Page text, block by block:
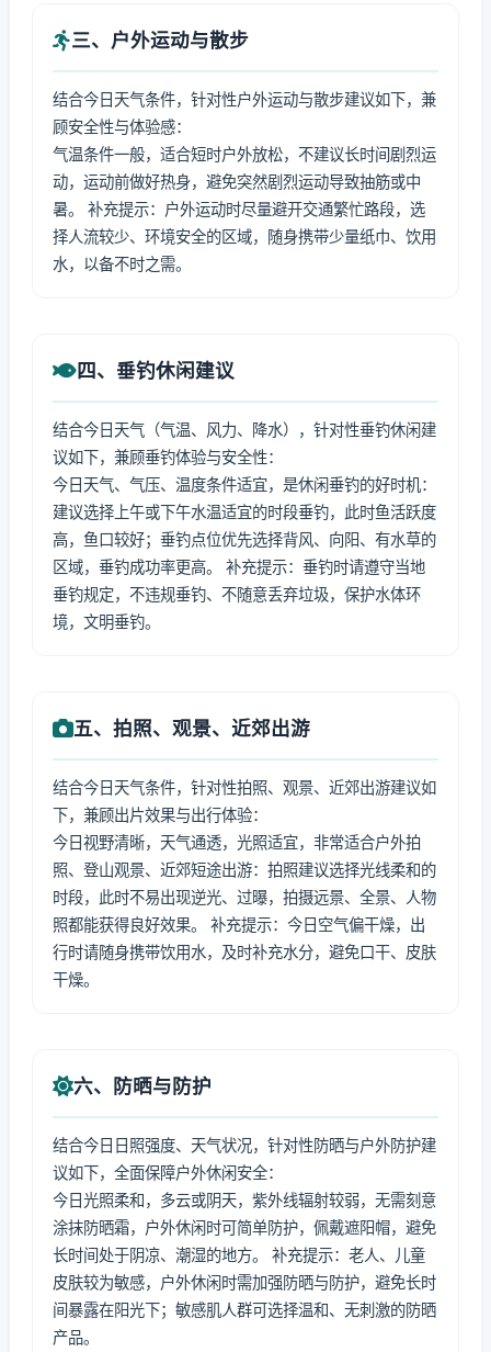
三、户外运动与散步
结合今日天气条件，针对性户外运动与散步建议如下，兼
顾安全性与体验感：
气温条件一般，适合短时户外放松，不建议长时间剧烈运
动，运动前做好热身，避免突然剧烈运动导致抽筋或中
暑。 补充提示：户外运动时尽量避开交通繁忙路段，选
择人流较少、环境安全的区域，随身携带少量纸巾、饮用
水，以备不时之需。
四、垂钓休闲建议
结合今日天气（气温、风力、降水），针对性垂钓休闲建
议如下，兼顾垂钓体验与安全性：
今日天气、气压、温度条件适宜，是休闲垂钓的好时机：
建议选择上午或下午水温适宜的时段垂钓，此时鱼活跃度
高，鱼口较好；垂钓点位优先选择背风、向阳、有水草的
区域，垂钓成功率更高。 补充提示：垂钓时请遵守当地
垂钓规定，不违规垂钓、不随意丢弃垃圾，保护水体环
境，文明垂钓。
五、拍照、观景、近郊出游
结合今日天气条件，针对性拍照、观景、近郊出游建议如
下，兼顾出片效果与出行体验：
今日视野清晰，天气通透，光照适宜，非常适合户外拍
照、登山观景、近郊短途出游：拍照建议选择光线柔和的
时段，此时不易出现逆光、过曝，拍摄远景、全景、人物
照都能获得良好效果。 补充提示：今日空气偏干燥，出
行时请随身携带饮用水，及时补充水分，避免口干、皮肤
干燥。
六、防晒与防护
结合今日日照强度、天气状况，针对性防晒与户外防护建
议如下，全面保障户外休闲安全：
今日光照柔和，多云或阴天，紫外线辐射较弱，无需刻意
涂抹防晒霜，户外休闲时可简单防护，佩戴遮阳帽，避免
长时间处于阴凉、潮湿的地方。 补充提示：老人、儿童
皮肤较为敏感，户外休闲时需加强防晒与防护，避免长时
间暴露在阳光下；敏感肌人群可选择温和、无刺激的防晒
产品。